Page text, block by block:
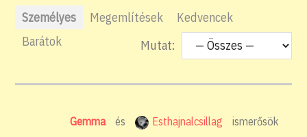
Személyes Megemlítések
Kedvencek
Barátok
Mutat:
Gemmaés Esthajnalcsillag ismerősök